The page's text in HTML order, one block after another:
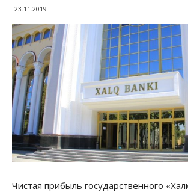
23.11.2019
Чистая прибыль государственного